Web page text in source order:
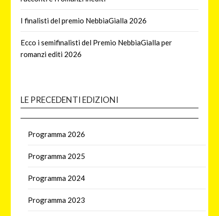
I finalisti del premio NebbiaGialla 2026
Ecco i semifinalisti del Premio NebbiaGialla per
romanzi editi 2026
LE PRECEDENTI EDIZIONI
Programma 2026
Programma 2025
Programma 2024
Programma 2023